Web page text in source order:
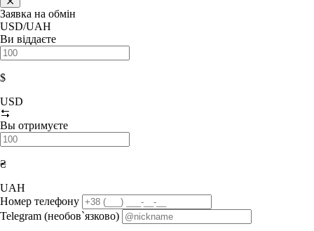
Заявка на обмін
USD/UAH
Ви віддаєте
$
USD
Вы отримуєте
₴
UAH
Номер телефону
Telegram (необов`язково)